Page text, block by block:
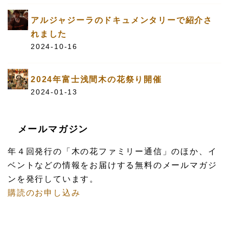
アルジャジーラのドキュメンタリーで紹介さ
れました
2024-10-16
2024年富士浅間木の花祭り開催
2024-01-13
メールマガジン
年４回発行の「木の花ファミリー通信」のほか、イ
ベントなどの情報をお届けする無料のメールマガジ
ンを発行しています。
購読のお申し込み